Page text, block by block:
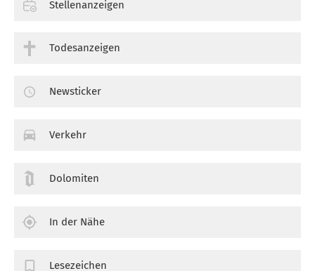
Stellenanzeigen
Todesanzeigen
Newsticker
Verkehr
Dolomiten
In der Nähe
Lesezeichen